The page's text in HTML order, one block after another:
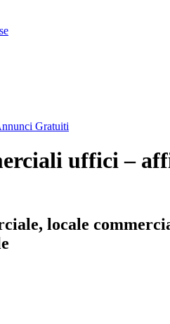
uffici –
locale